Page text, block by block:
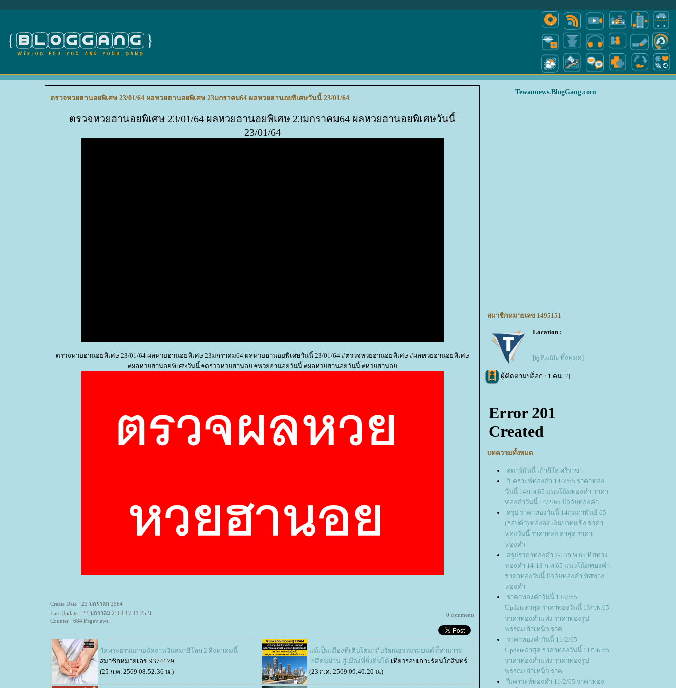
ตรวจหวยฮานอยพิเศษ 23/01/64 ผลหวยฮานอยพิเศษ 23มกราคม64 ผลหวยฮานอยพิเศษวันนี้ 23/01/64
ตรวจหวยฮานอยพิเศษ 23/01/64 ผลหวยฮานอยพิเศษ 23มกราคม64 ผลหวยฮานอยพิเศษวันนี้
23/01/64
ตรวจหวยฮานอยพิเศษ 23/01/64 ผลหวยฮานอยพิเศษ 23มกราคม64 ผลหวยฮานอยพิเศษวันนี้ 23/01/64 #ตรวจหวยฮานอยพิเศษ #ผลหวยฮานอยพิเศษ
#ผลหวยฮานอยพิเศษวันนี้ #ตรวจหวยฮานอย #หวยฮานอยวันนี้ #ผลหวยฮานอยวันนี้ #หวยฮานอ
Create Date : 23 มกราคม 2564
Last Update : 23 มกราคม 2564 17:41:25 น.
Counter : 684 Pageviews.
0 comments
วัดพระธรรมกายจัดงานวันสมาธิโลก 2 สิงหาคมนี้
สมาชิกหมายเลข 9374179
(25 ก.ค. 2569 08:52:36 น.)
ม้เป็นเมืองที่เติบโตมากับวัฒนธรรมรถยนต์ ก็สามารถ
เปลี่ยนผ่าน สู่เมืองที่ยั่งยืนได้ เที่ยวรอบเกาะรัตนโกสินทร์
(23 ก.ค. 2569 09:40:20 น.)
Tewannews.BlogGang.com
สมาชิกหมายเลข 1495151
Location :
[ดู Profile ทั้งหมด]
ผู้ติดตามบล็อก : 1 คน [?]
บทความทั้งหมด
สตาร์มันนี่ เก้ากิโล ศรีราชา
วิเคราะห์ทองคำ 14/2/65 ราคาทอง
วันนี้ 14ก.พ.65 แนวโน้มทองคำ ราคา
ทองคำวันนี้ 14/2/65 ปัจจัยทองคำ
สรุป ราคาทองวันนี้ 14กุมภาพันธ์ 65
(รอบค่ำ) ทองลง เงินบาทแข็ง ราคา
ทองวันนี้ ราคาทอง ล่าสุด ราคา
ทองคำ
สรุปราคาทองคำ 7-13ก.พ.65 ทิศทาง
ทองคำ 14-18 ก.พ.65 แนวโน้มทองคำ
ราคาทองวันนี้ ปัจจัยทองคำ ทิศทาง
ทองคำ
ราคาทองคำวันนี้ 13/2/65
Updateล่าสุด ราคาทองวันนี้ 13ก.พ.65
ราคาทองคำแท่ง ราคาทองรูป
พรรณ+กำเหน็จ ราค
ราคาทองคำวันนี้ 11/2/65
Updateล่าสุด ราคาทองวันนี้ 11ก.พ.65
ราคาทองคำแท่ง ราคาทองรูป
พรรณ+กำเหน็จ ราค
วิเคราะห์ทองคำ 11/2/65 ราคาทอง